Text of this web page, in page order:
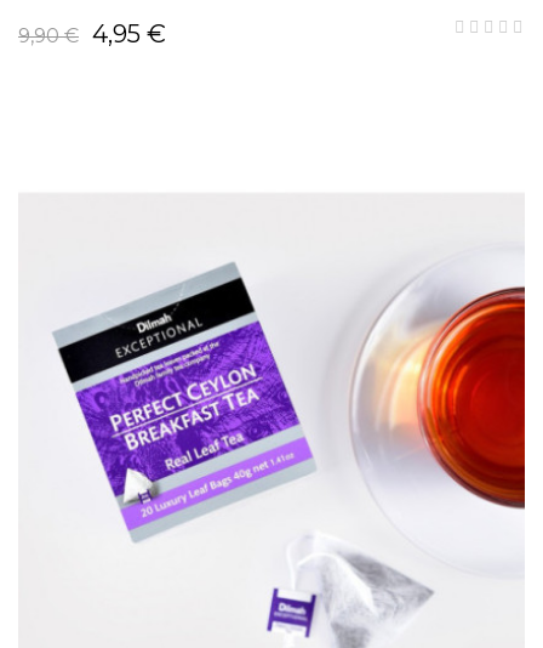
9,90 € 4,95 €